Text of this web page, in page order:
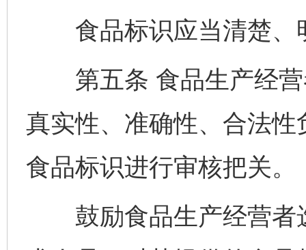
食品标识应当清楚、
第五条 食品生产经营
真实性、准确性、合法
食品标识进行审核把关。
鼓励食品生产经营者